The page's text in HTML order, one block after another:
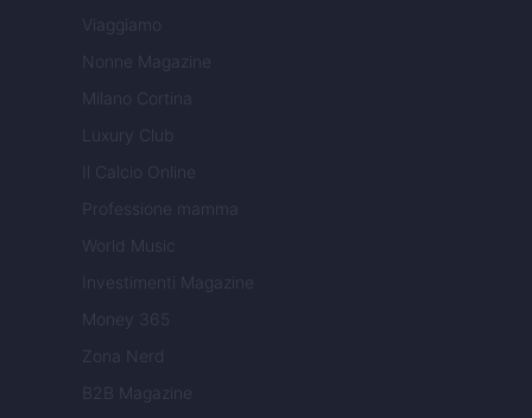
Viaggiamo
Nonne Magazine
Milano Cortina
Luxury Club
Il Calcio Online
Professione mamma
World Music
Investimenti Magazine
Money 365
Zona Nerd
B2B Magazine